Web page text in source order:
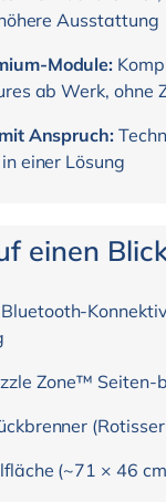
Ausstattung
Module:
ab Werk, ohne
Anspruch:
einer Lösung
einen
Zone™ Seiten-
(~71 × 46